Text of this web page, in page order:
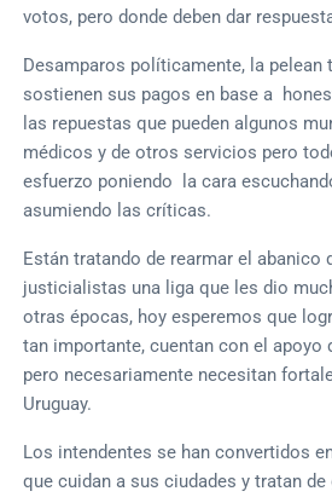
votos, pero donde deben dar
Desamparos políticamente, la
sostienen sus pagos en base a
las repuestas que pueden algunos
médicos y de otros servicios pero
esfuerzo poniendo la cara
asumiendo las críticas.
Están tratando de rearmar el abanico
justicialistas una liga que les dio
otras épocas, hoy esperemos que
tan importante, cuentan con el apoyo
pero necesariamente necesitan
Uruguay.
Los intendentes se han convertidos
que cuidan a sus ciudades y tratan